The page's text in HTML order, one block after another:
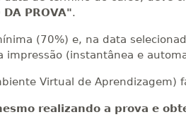
DA PROVA".
(70%) e, na data
impressão (instantânea e
Virtual de Aprendizagem)
realizando a prova e